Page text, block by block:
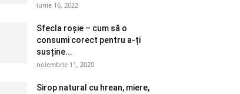
iunie 16, 2022
Sfecla roșie – cum să o
consumi corect pentru a-ți
susține...
noiembrie 11, 2020
Sirop natural cu hrean, miere,